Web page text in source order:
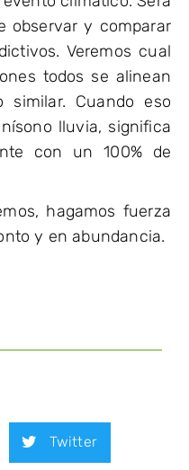
observar y comparar
Veremos cual
todos se alinean
similar. Cuando eso
lluvia, significa
con un 100% de
hagamos fuerza
y en abundancia.
Twitter